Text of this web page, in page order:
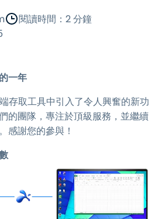
閱讀時間：2 分鐘
一年
存取工具中引入了令人興奮的新功
的團隊，專注於頂級服務，並繼續
感謝您的參與！